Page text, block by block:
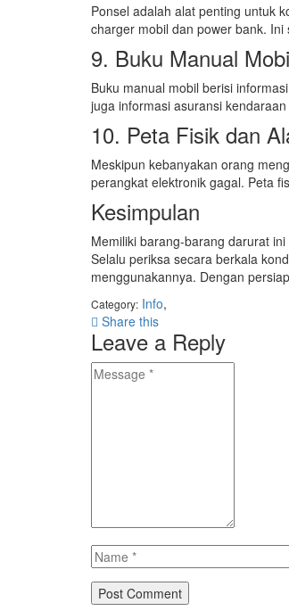
Ponsel adalah alat penting untuk
charger mobil dan power bank.
9. Buku Manual
Buku manual mobil berisi
juga informasi asuransi
10. Peta Fisik dan
Meskipun kebanyakan orang
perangkat elektronik gagal. Peta
Kesimpulan
Memiliki barang-barang darurat
Selalu periksa secara berkala
menggunakannya. Dengan
Category: Info,
Share this
Leave a Reply